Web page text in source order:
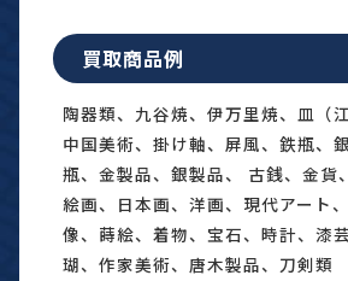
買取商品例
陶器類、九谷焼、伊万里焼、皿（
中国美術、掛け軸、屏風、鉄瓶、
瓶、金製品、銀製品、 古銭、金貨
絵画、日本画、洋画、現代アート
像、蒔絵、着物、宝石、時計、漆
瑚、作家美術、唐木製品、刀剣類